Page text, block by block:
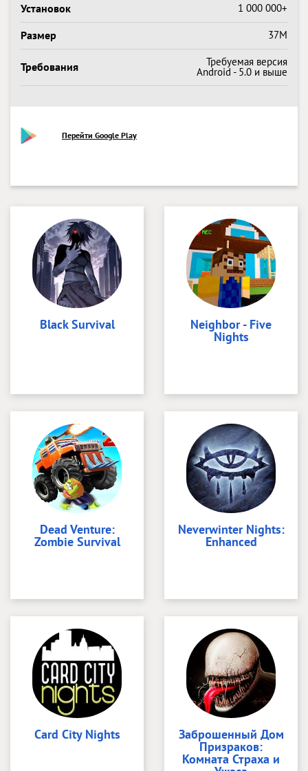
Установок 1 000 000+
Размер 37M
Требования Требуемая версия
Android - 5.0 и выше
Перейти Google Play
Black Survival Neighbor - Five
Nights
Dead Venture:
Zombie Survival
Neverwinter Nights:
Enhanced
Card City Nights Заброшенный Дом
Призраков:
Комната Страха и